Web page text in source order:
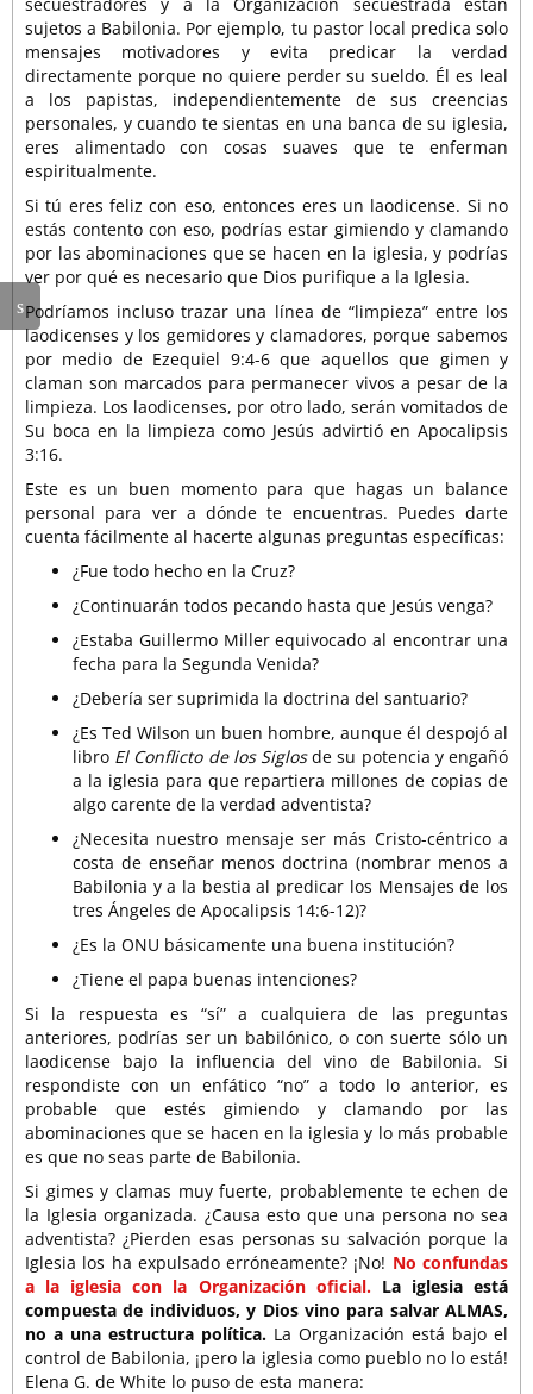
sujetos a Babilonia. Por ejemplo, tu pastor local predica solo
mensajes motivadores y evita predicar la verdad
directamente porque no quiere perder su sueldo. Él es leal
a los papistas, independientemente de sus creencias
personales, y cuando te sientas en una banca de su iglesia,
eres alimentado con cosas suaves que te enferman
espiritualmente.
Si tú eres feliz con eso, entonces eres un laodicense. Si no
estás contento con eso, podrías estar gimiendo y clamando
por las abominaciones que se hacen en la iglesia, y podrías
ver por qué es necesario que Dios purifique a la Iglesia.
Podríamos incluso trazar una línea de “limpieza” entre los
laodicenses y los gemidores y clamadores, porque sabemos
por medio de Ezequiel 9:4-6 que aquellos que gimen y
claman son marcados para permanecer vivos a pesar de la
limpieza. Los laodicenses, por otro lado, serán vomitados de
Su boca en la limpieza como Jesús advirtió en Apocalipsis
3:16.
Este es un buen momento para que hagas un balance
personal para ver a dónde te encuentras. Puedes darte
cuenta fácilmente al hacerte algunas preguntas específicas:
¿Fue todo hecho en la Cruz?
¿Continuarán todos pecando hasta que Jesús venga?
¿Estaba Guillermo Miller equivocado al encontrar una
fecha para la Segunda Venida?
¿Debería ser suprimida la doctrina del santuario?
¿Es Ted Wilson un buen hombre, aunque él despojó al
libro El Conflicto de los Siglosde su potencia y engañó
a la iglesia para que repartiera millones de copias de
algo carente de la verdad adventista?
¿Necesita nuestro mensaje ser más Cristo-céntrico a
costa de enseñar menos doctrina (nombrar menos a
Babilonia y a la bestia al predicar los Mensajes de los
tres Ángeles de Apocalipsis 14:6-12)?
¿Es la ONU básicamente una buena institución?
¿Tiene el papa buenas intenciones?
Si la respuesta es “sí” a cualquiera de las preguntas
anteriores, podrías ser un babilónico, o con suerte sólo un
laodicense bajo la influencia del vino de Babilonia. Si
respondiste con un enfático “no” a todo lo anterior, es
probable que estés gimiendo y clamando por las
abominaciones que se hacen en la iglesia y lo más probable
es que no seas parte de Babilonia.
Si gimes y clamas muy fuerte, probablemente te echen de
la Iglesia organizada. ¿Causa esto que una persona no sea
adventista? ¿Pierden esas personas su salvación porque la
Iglesia los ha expulsado erróneamente? ¡No! No confundas
a la iglesia con la Organización oficial.La iglesia está
compuesta de individuos, y Dios vino para salvar ALMAS,
no a una estructura política. La Organización está bajo el
control de Babilonia, ¡pero la iglesia como pueblo no lo está!
Elena G. de White lo puso de esta manera: